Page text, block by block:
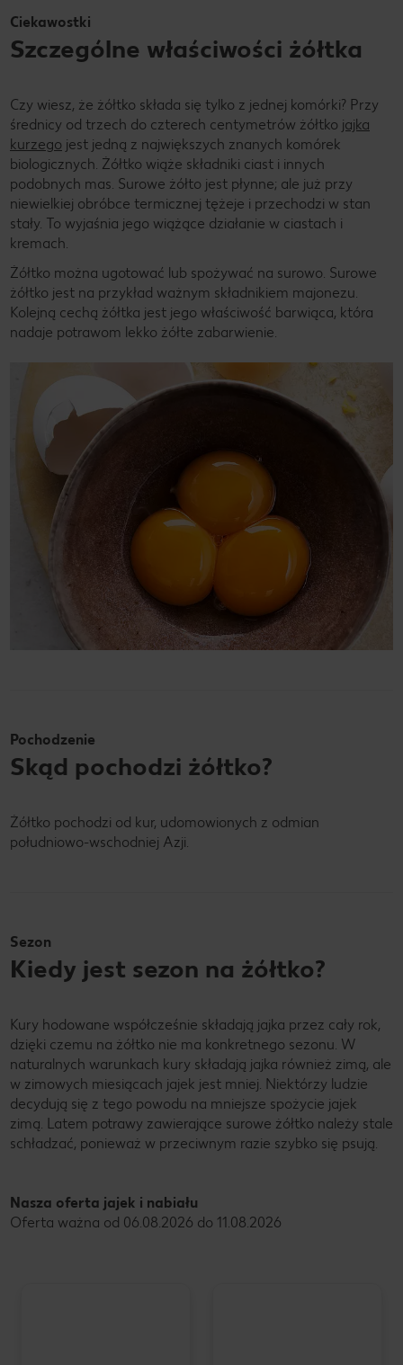
Ciekawostki
Szczególne właściwości żółtka
Czy wiesz, że żółtko składa się tylko z jednej komórki? Przy
średnicy od trzech do czterech centymetrów żółtko jajka
kurzego jest jedną z największych znanych komórek
biologicznych. Żółtko wiąże składniki ciast i innych
podobnych mas. Surowe żółto jest płynne; ale już przy
niewielkiej obróbce termicznej tężeje i przechodzi w stan
stały. To wyjaśnia jego wiążące działanie w ciastach i
kremach.
Żółtko można ugotować lub spożywać na surowo. Surowe
żółtko jest na przykład ważnym składnikiem majonezu.
Kolejną cechą żółtka jest jego właściwość barwiąca, która
nadaje potrawom lekko żółte zabarwienie.
Pochodzenie
Skąd pochodzi żółtko?
Żółtko pochodzi od kur, udomowionych z odmian
południowo-wschodniej Azji.
Sezon
Kiedy jest sezon na żółtko?
Kury hodowane współcześnie składają jajka przez cały rok,
dzięki czemu na żółtko nie ma konkretnego sezonu. W
naturalnych warunkach kury składają jajka również zimą, ale
w zimowych miesiącach jajek jest mniej. Niektórzy ludzie
decydują się z tego powodu na mniejsze spożycie jajek
zimą. Latem potrawy zawierające surowe żółtko należy stale
schładzać, ponieważ w przeciwnym razie szybko się psują.
Nasza oferta jajek i nabiału
Oferta ważna od 06.08.2026 do 11.08.2026